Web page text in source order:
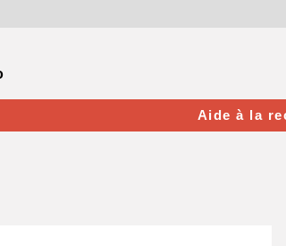
Aide à la